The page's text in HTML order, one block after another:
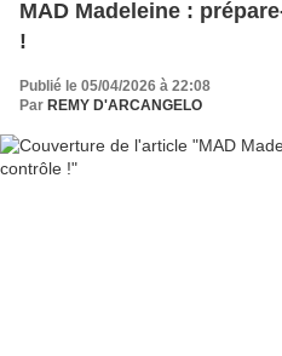
MAD Madeleine :
!
Publié le 05/04/2026 à 22:08
Par REMY D'ARCANGELO